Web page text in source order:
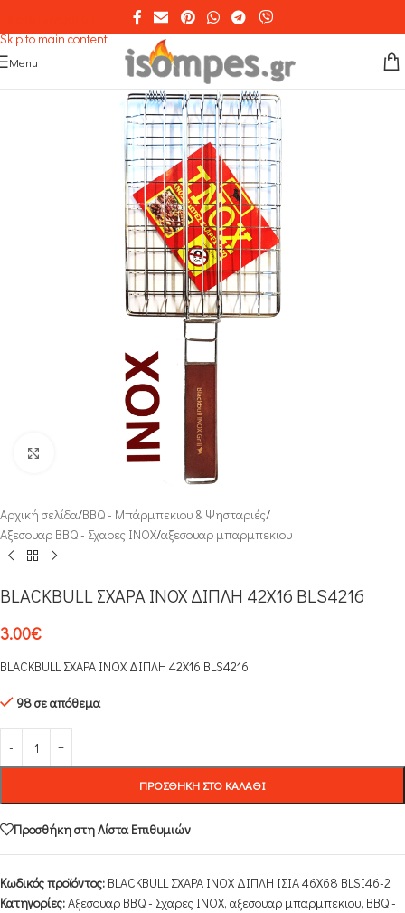
Skip to main content
Menu
Click to enlarge
Αρχική σελίδα/ΒΒQ - Μπάρμπεκιου & Ψησταριές/
Αξεσουαρ BBQ - Σχαρες INOX/αξεσουαρ μπαρμπεκιου
BLACKBULL ΣΧΑΡΑ INOX ΔΙΠΛΗ 42Χ16 BLS4216
3.00€
BLACKBULL ΣΧΑΡΑ INOX ΔΙΠΛΗ 42Χ16 BLS4216
98 σε απόθεμα
ΠΡΟΣΘΉΚΗ ΣΤΟ ΚΑΛΆΘΙ
Προσθήκη στη Λίστα Επιθυμιών
Κωδικός προϊόντος: BLACKBULL ΣΧΑΡΑ INOX ΔΙΠΛΗ ΙΣΙΑ 46Χ68 BLSI46-2
Κατηγορίες:Αξεσουαρ BBQ - Σχαρες INOX, αξεσουαρ μπαρμπεκιου, ΒΒQ -